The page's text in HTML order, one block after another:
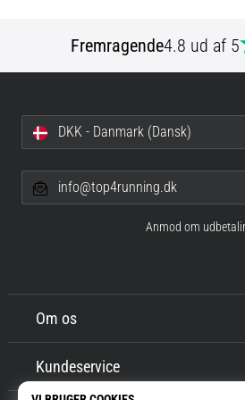
Fremragende4.8 ud af 5
Om os
Kundeservice
DKK - Danmark (Dansk)
info@top4running.dk
Anmod om